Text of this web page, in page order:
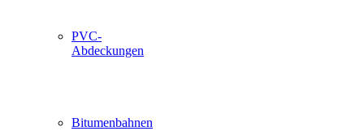
PVC-
Abdeckungen
Bitumenbahnen